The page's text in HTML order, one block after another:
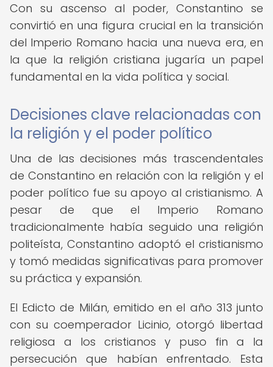
Con su ascenso al poder, Constantino se
convirtió en una figura crucial en la transición
del Imperio Romano hacia una nueva era, en
la que la religión cristiana jugaría un papel
fundamental en la vida política y social.
Decisiones clave relacionadas con
la religión y el poder político
Una de las decisiones más trascendentales
de Constantino en relación con la religión y el
poder político fue su apoyo al cristianismo. A
pesar de que el Imperio Romano
tradicionalmente había seguido una religión
politeísta, Constantino adoptó el cristianismo
y tomó medidas significativas para promover
su práctica y expansión.
El Edicto de Milán, emitido en el año 313 junto
con su coemperador Licinio, otorgó libertad
religiosa a los cristianos y puso fin a la
persecución que habían enfrentado. Esta